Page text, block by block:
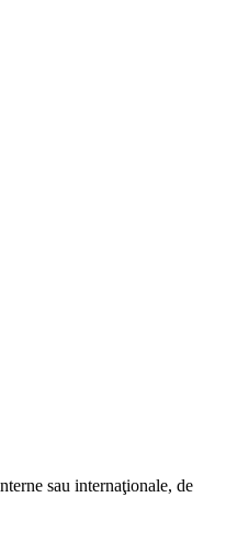
sau internaţionale, de